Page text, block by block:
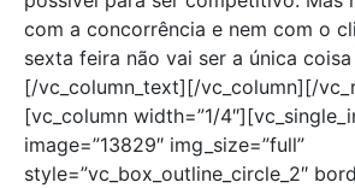
com a concorrência e nem com o
sexta feira não vai ser a única
[/vc_column_text][/vc_column][/
[vc_column width=”1/
image=”13829″ img_size=”full”
style=”vc_box_outline_circle_2″